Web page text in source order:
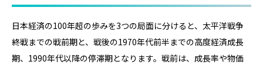
日本経済の100年超の歩みを3つの局面に分けると、太平洋戦争
終戦までの戦前期と、戦後の1970年代前半までの高度経済成長
期、1990年代以降の停滞期となります。戦前は、成長率や物価